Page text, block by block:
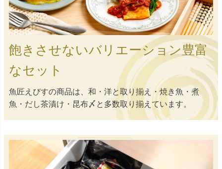
飽きさせないバリエーション豊富
なセット
魚匠えびすの商品は、和・洋と取り揃え・焼き魚・煮
魚・だし茶漬け・昆布〆と多数取り揃えています。